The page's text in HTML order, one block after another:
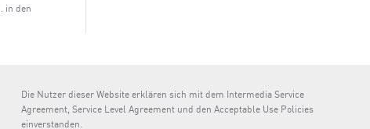
in den
Die Nutzer dieser Website erklären sich mit dem Intermedia Service
Agreement, Service Level Agreement und den Acceptable Use Policies
einverstanden.